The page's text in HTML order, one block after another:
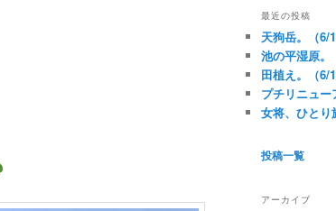
最近の投稿
天狗岳。（6/
池の平湿原。
田植え。（6/
プチリニュー
女将、ひとり
投稿一覧
アーカイブ